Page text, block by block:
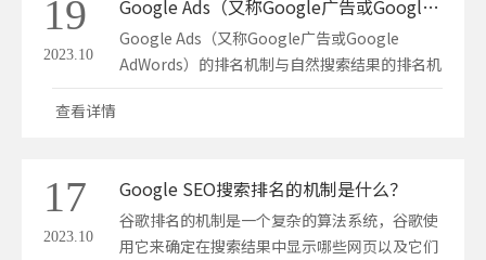
签是对标准HTML的一…
19
2023.10
Google Ads（又称Google广告或Google AdWords）的排名机制
Google Ads（又称Google广告或Google
AdWords）的排名机制与自然搜索结果的排名机
制有很大不同，它是一个基于拍卖的广告系统，
击广告所愿意支付的…
查看详情
17
2023.10
Google SEO搜索排名的机制是什么？
谷歌排名的机制是一个复杂的算法系统，谷歌使
用它来确定在搜索结果中显示哪些网页以及它们